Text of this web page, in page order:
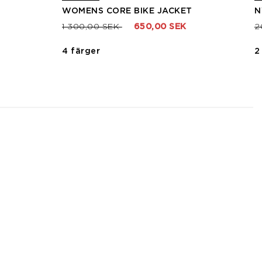
WOMENS CORE BIKE JACKET
Pris nedsatt från
1 300,00 SEKtill 650,00 SEK
4 färger